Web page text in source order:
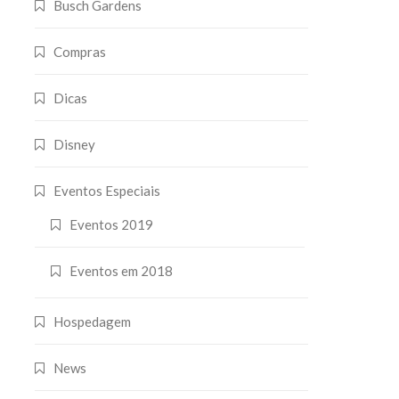
Busch Gardens
Compras
Dicas
Disney
Eventos Especiais
Eventos 2019
Eventos em 2018
Hospedagem
News